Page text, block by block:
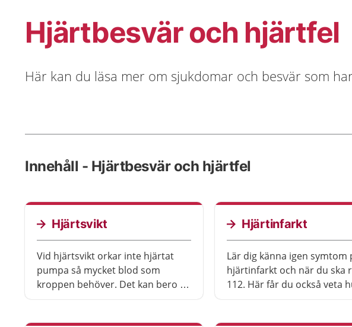
Hjärtbesvär och hjärtfel
Här kan du läsa mer om sjukdomar och besvär som
Innehåll - Hjärtbesvär och hjärtfel
Hjärtsvikt
Vid hjärtsvikt orkar inte hjärtat
pumpa så mycket blod som
kroppen behöver. Det kan bero på
Hjärtinfarkt
Lär dig känna igen symtom
hjärtinfarkt och när du ska
112. Här får du också veta